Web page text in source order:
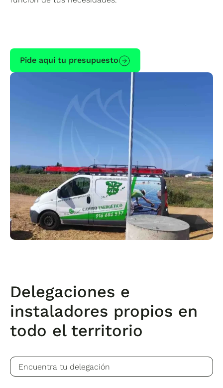
Pide aquí tu presupuesto
Delegaciones e
instaladores propios en
todo el territorio